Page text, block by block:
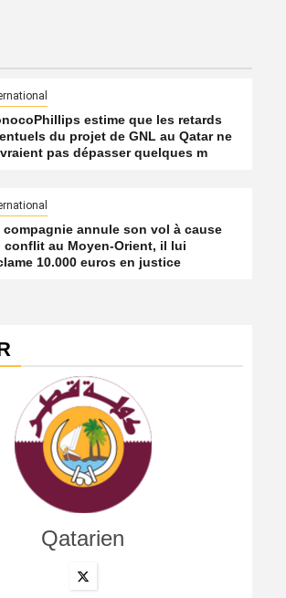
estime que les retards
du projet de GNL au Qatar ne
pas dépasser quelques m
compagnie annule son vol à cause
conflit au Moyen-Orient, il lui
10.000 euros en justice
du Golfe face au défi de la confiance
Qatarien